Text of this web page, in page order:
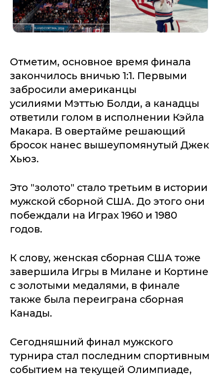
Отметим, основное время финала
закончилось вничью 1:1. Первыми
забросили американцы
усилиями Мэттью Болди, а канадцы
ответили голом в исполнении Кэйла
Макара. В овертайме решающий
бросок нанес вышеупомянутый Джек
Хьюз.
Это "золото" стало третьим в истории
мужской сборной США. До этого они
побеждали на Играх 1960 и 1980
годов.
К слову, женская сборная США тоже
завершила Игры в Милане и Кортине
с золотыми медалями, в финале
также была переиграна сборная
Канады.
Сегодняшний финал мужского
турнира стал последним спортивным
событием на текущей Олимпиаде,